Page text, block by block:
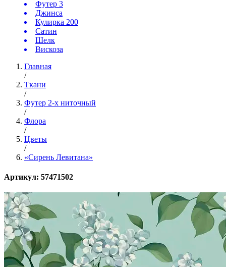
Футер 3
Джинса
Кулирка 200
Сатин
Шелк
Вискоза
Главная
/
Ткани
/
Футер 2-х ниточный
/
Флора
/
Цветы
/
«Сирень Левитана»
Артикул: 57471502